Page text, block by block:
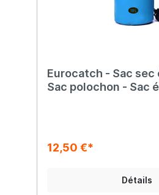
Eurocatch - Sac sec
Sac polochon - Sac
12,50 €*
Détails